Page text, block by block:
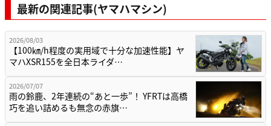
最新の関連記事(ヤマハマシン)
2026/08/03
【100㎞/h程度の実用域で十分な加速性能】ヤ
マハXSR155を全日本ライダ…
2026/07/07
雨の鈴鹿、2年連続の“あと一歩”！ YFRTは高橋
巧を追い詰めるも無念の赤旗…